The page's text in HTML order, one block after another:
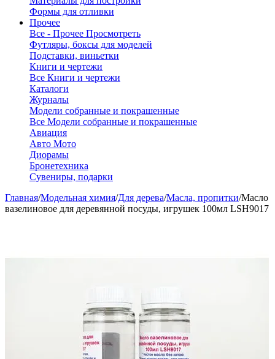
Формы для отливки
Прочее
Все - Прочее Просмотреть
Футляры, боксы для моделей
Подставки, виньетки
Книги и чертежи
Все Книги и чертежи
Каталоги
Журналы
Модели собранные и покрашенные
Все Модели собранные и покрашенные
Авиация
Авто Мото
Диорамы
Бронетехника
Сувениры, подарки
Главная/Модельная химия/Для дерева/Масла, пропитки/Масло
вазелиновое для деревянной посуды, игрушек 100мл LSH9017